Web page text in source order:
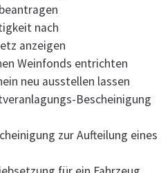
nach
anzeigen
Weinfonds entrichten
neu ausstellen lassen
Bescheinigung
zur Aufteilung eines